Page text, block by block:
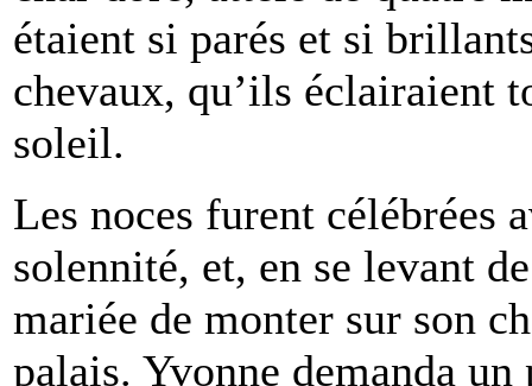
étaient si parés et si
chevaux, qu’ils éclairaient
soleil.
Les noces furent célébrées
solennité, et, en se levant
mariée de monter sur son
palais. Yvonne demanda